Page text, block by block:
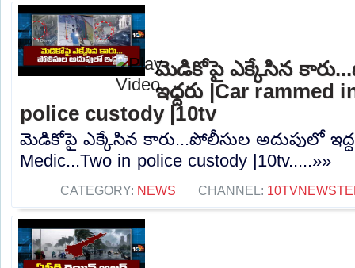
మెడికోపై ఎక్కేసిన
ఇద్దరు |Car rammed
police custody |10tv
మెడికోపై ఎక్కేసిన కారు...పోలీసుల అదుపులో
Medic...Two in police custody |10tv.....»»
CATEGORY: NEWS CHANNEL: